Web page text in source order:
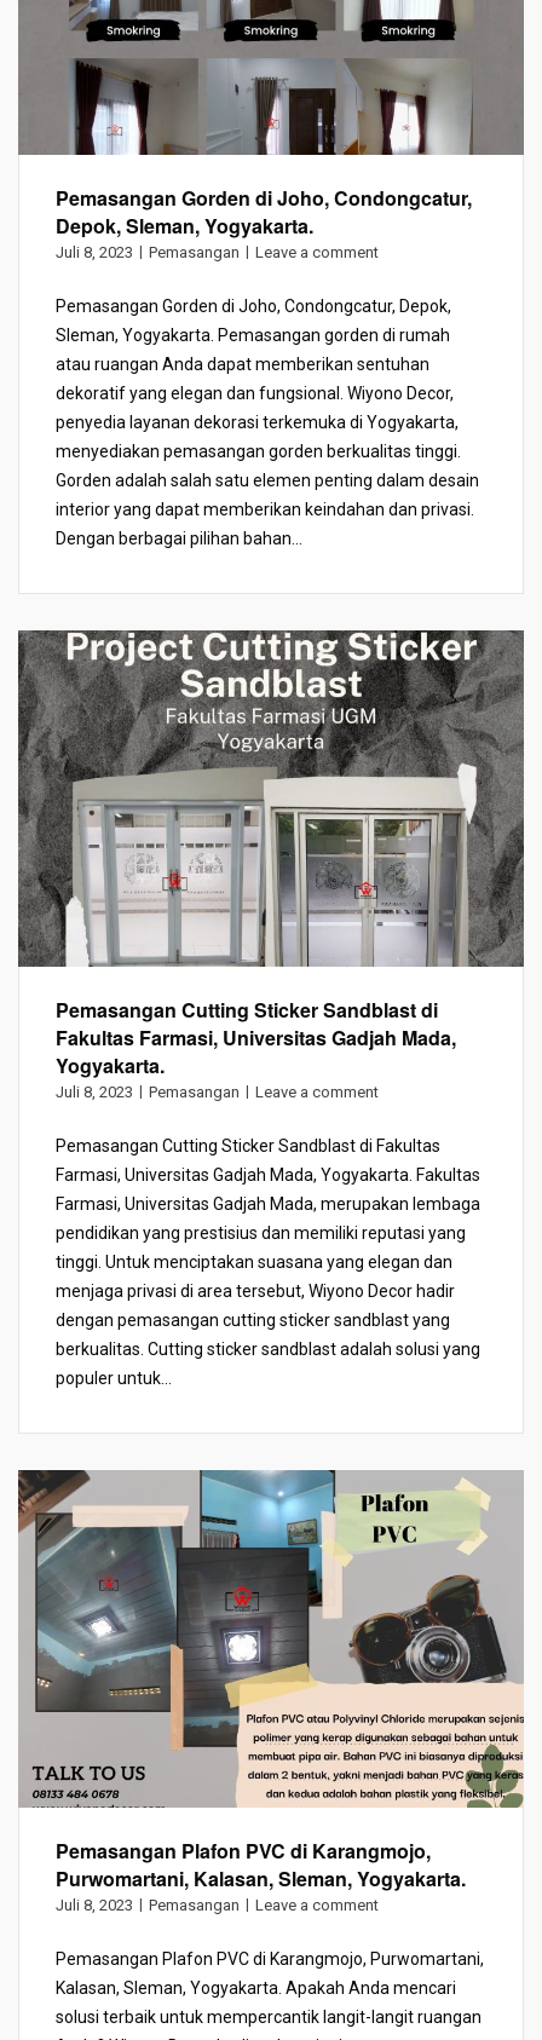
Pemasangan Gorden di Joho, Condongcatur,
Depok, Sleman, Yogyakarta.
Juli 8, 2023 Pemasangan Leave a comment
Pemasangan Gorden di Joho, Condongcatur, Depok,
Sleman, Yogyakarta. Pemasangan gorden di rumah
atau ruangan Anda dapat memberikan sentuhan
dekoratif yang elegan dan fungsional. Wiyono Decor,
penyedia layanan dekorasi terkemuka di Yogyakarta,
menyediakan pemasangan gorden berkualitas tinggi.
Gorden adalah salah satu elemen penting dalam desain
interior yang dapat memberikan keindahan dan privasi.
Dengan berbagai pilihan bahan...
Pemasangan Cutting Sticker Sandblast di
Fakultas Farmasi, Universitas Gadjah Mada,
Yogyakarta.
Juli 8, 2023 Pemasangan Leave a comment
Pemasangan Cutting Sticker Sandblast di Fakultas
Farmasi, Universitas Gadjah Mada, Yogyakarta. Fakultas
Farmasi, Universitas Gadjah Mada, merupakan lembaga
pendidikan yang prestisius dan memiliki reputasi yang
tinggi. Untuk menciptakan suasana yang elegan dan
menjaga privasi di area tersebut, Wiyono Decor hadir
dengan pemasangan cutting sticker sandblast yang
berkualitas. Cutting sticker sandblast adalah solusi yang
populer untuk...
Pemasangan Plafon PVC di Karangmojo,
Purwomartani, Kalasan, Sleman, Yogyakarta.
Juli 8, 2023 Pemasangan Leave a comment
Pemasangan Plafon PVC di Karangmojo, Purwomartani,
Kalasan, Sleman, Yogyakarta. Apakah Anda mencari
solusi terbaik untuk mempercantik langit-langit ruangan